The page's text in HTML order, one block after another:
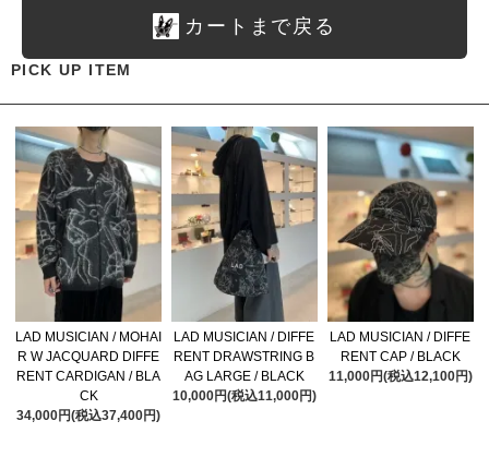
カートまで戻る
PICK UP ITEM
LAD MUSICIAN / MOHAI
R W JACQUARD DIFFE
RENT CARDIGAN / BLA
CK
34,000円(税込37,400円)
LAD MUSICIAN / DIFFE
RENT DRAWSTRING B
AG LARGE / BLACK
10,000円(税込11,000円)
LAD MUSICIAN / DIFFE
RENT CAP / BLACK
11,000円(税込12,100円)